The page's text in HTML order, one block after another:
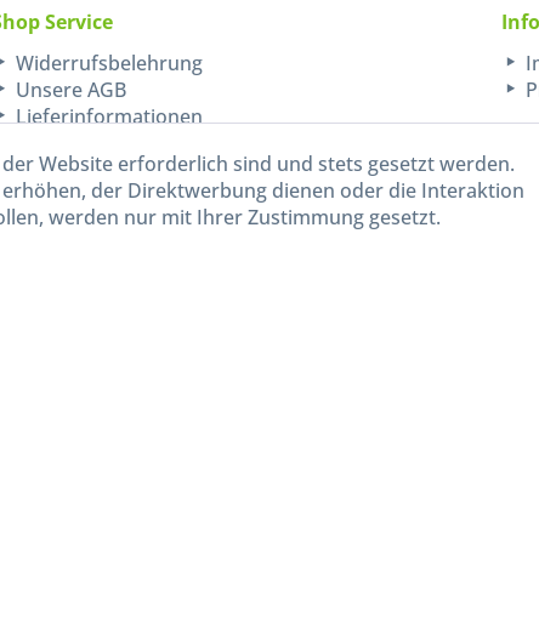
Service
Widerrufsbelehrung
Unsere AGB
Lieferinformationen
Website erforderlich sind und stets gesetzt werden.
der Direktwerbung dienen oder die Interaktion
werden nur mit Ihrer Zustimmung gesetzt.